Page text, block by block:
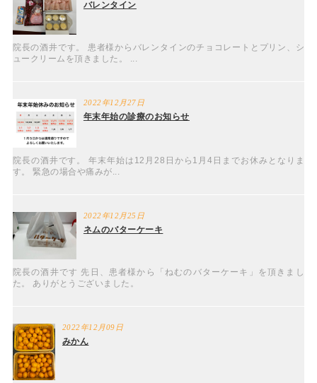
バレンタイン
院長の酒井です。 患者様からバレンタインのチョコレートとプリン、シ
ュークリームを頂きました。 ...
2022年12月27日
年末年始の診療のお知らせ
院長の酒井です。 年末年始は12月28日から1月4日までお休みとなりま
す。 緊急の場合や痛みが...
2022年12月25日
ネムのバターケーキ
院長の酒井です 先日、患者様から「ねむのバターケーキ」を頂きまし
た。 ありがとうございました。
2022年12月09日
みかん